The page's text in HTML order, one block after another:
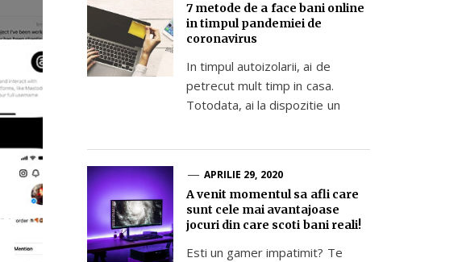
7 metode de a face bani online
in timpul pandemiei de
coronavirus
In timpul autoizolarii, ai de
petrecut mult timp in casa.
Totodata, ai la dispozitie un
APRILIE 29, 2020
A venit momentul sa afli care
sunt cele mai avantajoase
jocuri din care scoti bani reali!
Esti un gamer impatimit? Te